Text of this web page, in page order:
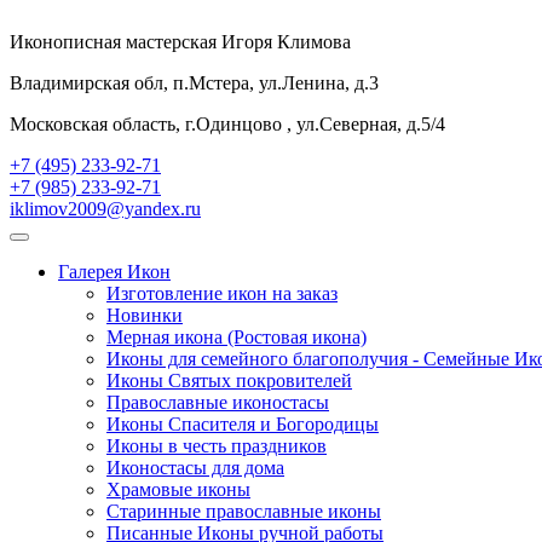
Иконописная мастерская Игоря Климова
Владимирская обл, п.Мстера, ул.Ленина, д.3
Московская область, г.Одинцово , ул.Северная, д.5/4
+7 (495) 233-92-71
+7 (985) 233-92-71
iklimov2009@yandex.ru
Галерея Икон
Изготовление икон на заказ
Новинки
Мерная икона (Ростовая икона)
Иконы для семейного благополучия - Семейные
Иконы Святых покровителей
Православные иконостасы
Иконы Спасителя и Богородицы
Иконы в честь праздников
Иконостасы для дома
Храмовые иконы
Старинные православные иконы
Писанные Иконы ручной работы